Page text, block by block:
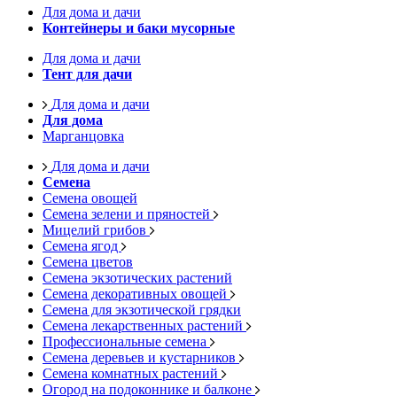
Для дома и дачи
Контейнеры и баки мусорные
Для дома и дачи
Тент для дачи
Для дома и дачи
Для дома
Марганцовка
Для дома и дачи
Семена
Семена овощей
Семена зелени и пряностей
Мицелий грибов
Семена ягод
Семена цветов
Семена экзотических растений
Семена декоративных овощей
Семена для экзотической грядки
Семена лекарственных растений
Профессиональные семена
Семена деревьев и кустарников
Семена комнатных растений
Огород на подоконнике и балконе